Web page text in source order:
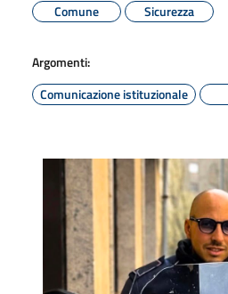
Comune
Sicurezza
Argomenti:
Comunicazione istituzionale